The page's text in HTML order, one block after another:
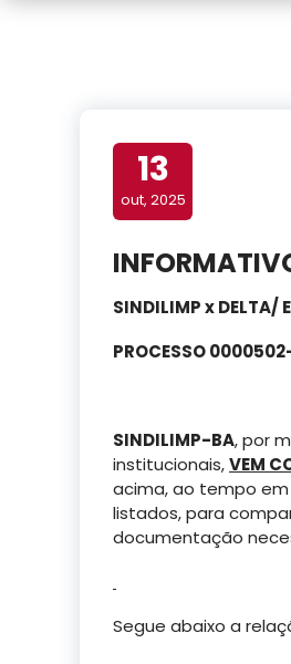
13
out, 2025
SINDILIMP x DELTA/
PROCESSO
SINDILIMP-BA, por
institucionais,VEM
acima, ao tempo
listados, para
documentação
Segue abaixo a